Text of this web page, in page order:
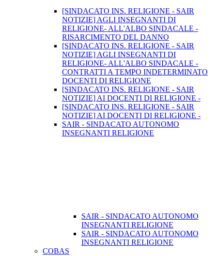
[SINDACATO INS. RELIGIONE - SAIR
NOTIZIE] AGLI INSEGNANTI DI
RELIGIONE- ALL'ALBO SINDACALE -
RISARCIMENTO DEL DANNO
[SINDACATO INS. RELIGIONE - SAIR
NOTIZIE] AGLI INSEGNANTI DI
RELIGIONE- ALL'ALBO SINDACALE -
CONTRATTI A TEMPO INDETERMINATO
DOCENTI DI RELIGIONE
[SINDACATO INS. RELIGIONE - SAIR
NOTIZIE] AI DOCENTI DI RELIGIONE -
[SINDACATO INS. RELIGIONE - SAIR
NOTIZIE] AI DOCENTI DI RELIGIONE -
SAIR - SINDACATO AUTONOMO
INSEGNANTI RELIGIONE
SAIR - SINDACATO AUTONOMO
INSEGNANTI RELIGIONE
SAIR - SINDACATO AUTONOMO
INSEGNANTI RELIGIONE
COBAS